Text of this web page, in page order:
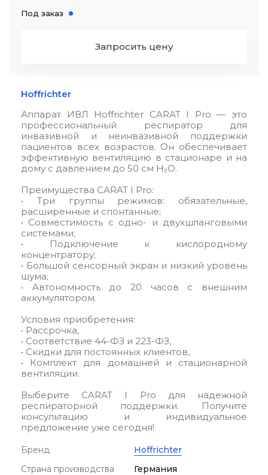
Hoffrichter
Аппарат ИВЛ Hoffrichter CARAT I Pro — это
профессиональный респиратор для
инвазивной и неинвазивной поддержки
пациентов всех возрастов. Он обеспечивает
эффективную вентиляцию в стационаре и на
дому с давлением до 50 см H₂O.
Преимущества CARAT I Pro:
• Три группы режимов: обязательные,
расширенные и спонтанные;
• Совместимость с одно- и двухшланговыми
системами;
• Подключение к кислородному
концентратору;
• Большой сенсорный экран и низкий уровень
шума;
• Автономность до 20 часов с внешним
аккумулятором.
Условия приобретения:
• Рассрочка,
• Соответствие 44-ФЗ и 223-ФЗ,
• Скидки для постоянных клиентов,
• Комплект для домашней и стационарной
вентиляции.
Выберите CARAT I Pro для надежной
респираторной поддержки. Получите
консультацию и индивидуальное
предложение уже сегодня!
Под заказ
Запросить цену
Бренд
Hoffrichter
Страна производства
Германия